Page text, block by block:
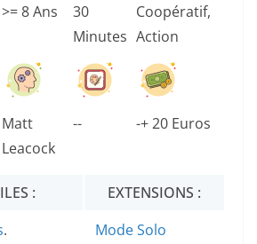
>= 8 Ans
30
Minutes
Coopératif,
Action
Matt
Leacock
-- -+ 20 Euros
:
EXTENSIONS :
.
Mode Solo